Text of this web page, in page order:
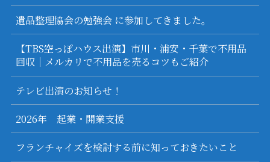
遺品整理協会の勉強会 に参加してきました。
【TBS空っぽハウス出演】市川・浦安・千葉で不用品
回収｜メルカリで不用品を売るコツもご紹介
テレビ出演のお知らせ！
2026年 起業・開業支援
フランチャイズを検討する前に知っておきたいこと